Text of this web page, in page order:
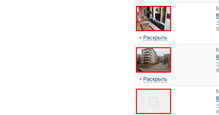
Раскрыть
Раскрыть